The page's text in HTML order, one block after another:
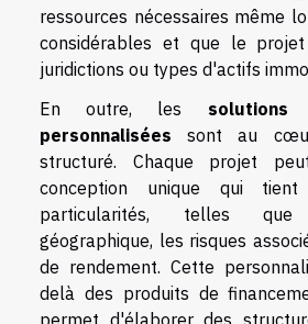
ressources nécessaires même
considérables et que le
juridictions ou types d'actifs
En outre, les solutions
personnalisées sont au
structuré. Chaque projet
conception unique qui
particularités, telles
géographique, les risques
de rendement. Cette
delà des produits de